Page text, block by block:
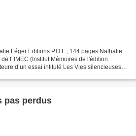
Léger Editions P.O.L., 144 pages Nathalie
l' IMEC (Institut Mémoires de l'édition
d’un essai intitulé Les Vies silencieuses
pas perdus